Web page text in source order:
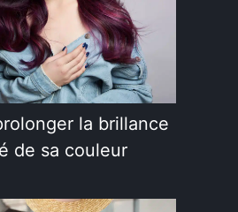
la brillance
de sa couleur